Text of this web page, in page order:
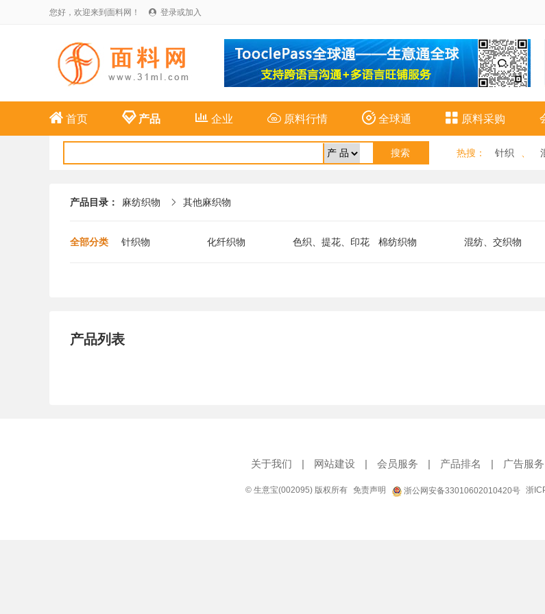
您好，欢迎来到面料网！  登录或加入
 首页 产品 企业 原料行情 全球通  原料采购
热搜 ： 针织
产品目录： 麻纺织物  其他麻织物
全部分类 针织物 化纤织物
色织、提花、印花
棉纺织物 混纺、交织物
产品列表
关于我们 | 网站建设 | 会员服务 | 产品排名 | 广告服务
© 生意宝(002095) 版权所有 免责声明 浙公网安备33010602010420号 浙